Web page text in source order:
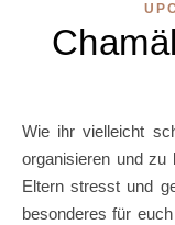
Wie ihr vielleicht schon wisst, liebe ich es, Kinderpartys zu
organisieren und zu
Eltern stresst und
besonderes für